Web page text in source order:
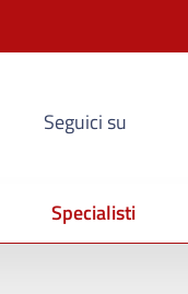
Seguici su
Specialisti